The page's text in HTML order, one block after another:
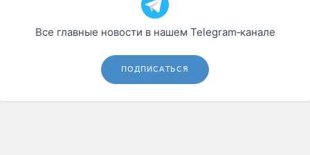
Автосервис,
запчасти, шины
Топливо, масла и
автохимия
Все главные новости в нашем Telegram‑канале
ПОДПИСАТЬСЯ